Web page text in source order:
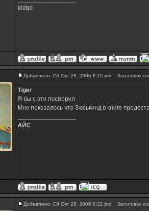
iddqd
Добавлено: Сб Окт 28, 2006 8:15 pm Заголовок
Tiger
Я бы с эти поспорил
Мне показалось что Зюськинд в книге
АЙС
Добавлено: Сб Окт 28, 2006 8:22 pm Заголовок